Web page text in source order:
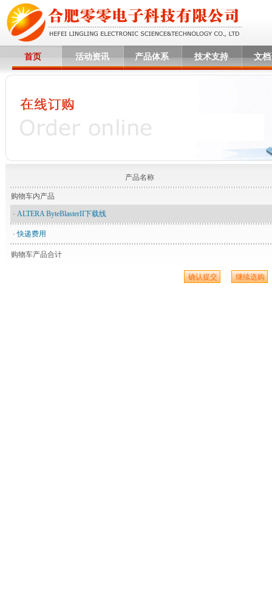
首页 活动资讯 产品体系 技术支持 文
产品名称
购物车内产品
· ALTERA ByteBlasterII下载线
·快递费用
购物车产品合计